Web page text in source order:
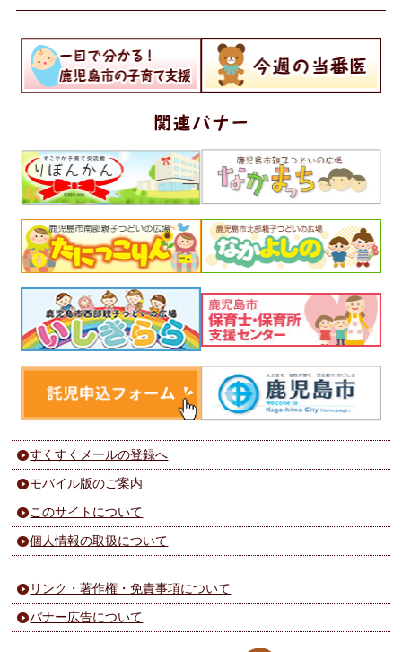
すくすくメールの登録へ
モバイル版のご案内
このサイトについて
個人情報の取扱について
リンク・著作権・免責事項について
バナー広告について